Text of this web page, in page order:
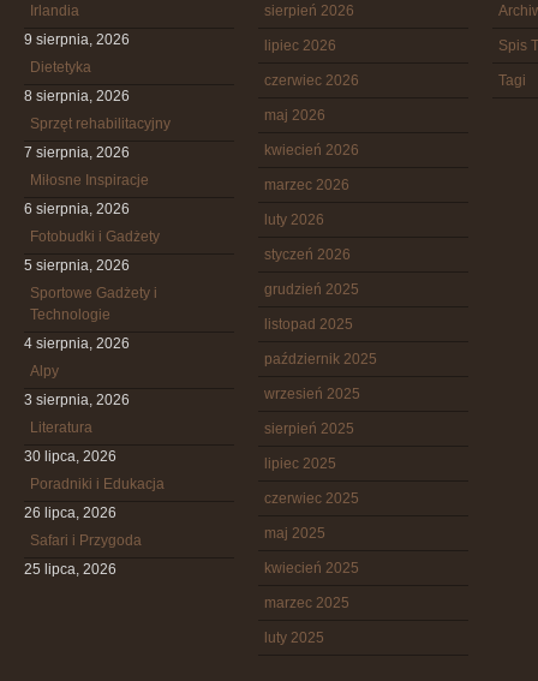
Irlandia
9 sierpnia, 2026
Dietetyka
8 sierpnia, 2026
Sprzęt rehabilitacyjny
7 sierpnia, 2026
Miłosne Inspiracje
6 sierpnia, 2026
Fotobudki i Gadżety
5 sierpnia, 2026
Sportowe Gadżety i
Technologie
4 sierpnia, 2026
Alpy
3 sierpnia, 2026
Literatura
30 lipca, 2026
Poradniki i Edukacja
26 lipca, 2026
Safari i Przygoda
25 lipca, 2026
sierpień 2026
lipiec 2026
czerwiec 2026
maj 2026
kwiecień 2026
marzec 2026
luty 2026
styczeń 2026
grudzień 2025
listopad 2025
październik 2025
wrzesień 2025
sierpień 2025
lipiec 2025
czerwiec 2025
maj 2025
kwiecień 2025
marzec 2025
luty 2025
Spis
Tagi